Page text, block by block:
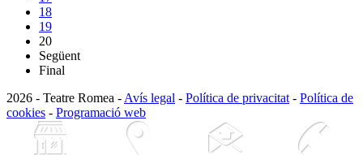
18
19
20
Següent
Final
2026 - Teatre Romea - Avís legal - Política de privacitat - Política de
cookies - Programació web